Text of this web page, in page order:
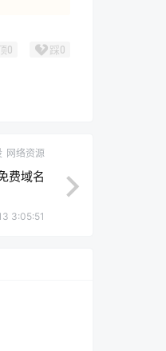
0 踩0
网络资源
费域名
3:05:51